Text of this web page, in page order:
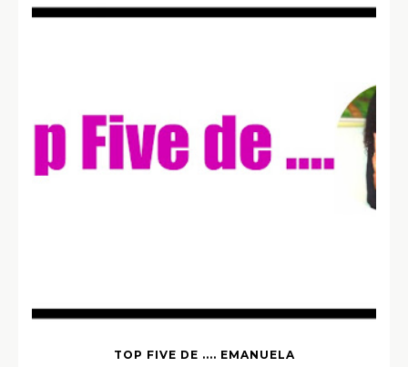
TOP FIVE DE .... EMANUELA